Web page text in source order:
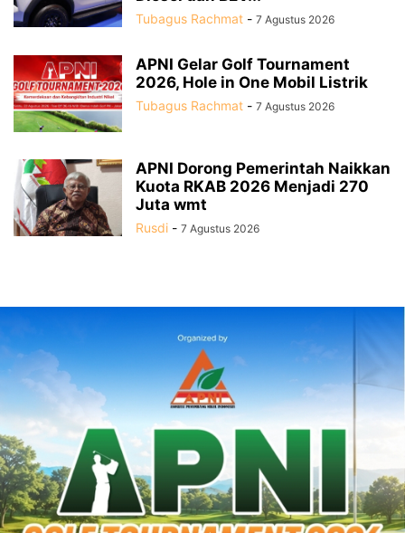
Tubagus Rachmat - 7 Agustus 2026
APNI Gelar Golf Tournament
2026, Hole in One Mobil Listrik
Tubagus Rachmat - 7 Agustus 2026
APNI Dorong Pemerintah Naikkan
Kuota RKAB 2026 Menjadi 270
Juta wmt
Rusdi - 7 Agustus 2026